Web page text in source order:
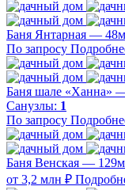
Баня Янтарная —
По запросу
Баня шале «Ханна»
Санузлы: 1
По запросу
Баня Венская —
от 3,2 млн ₽